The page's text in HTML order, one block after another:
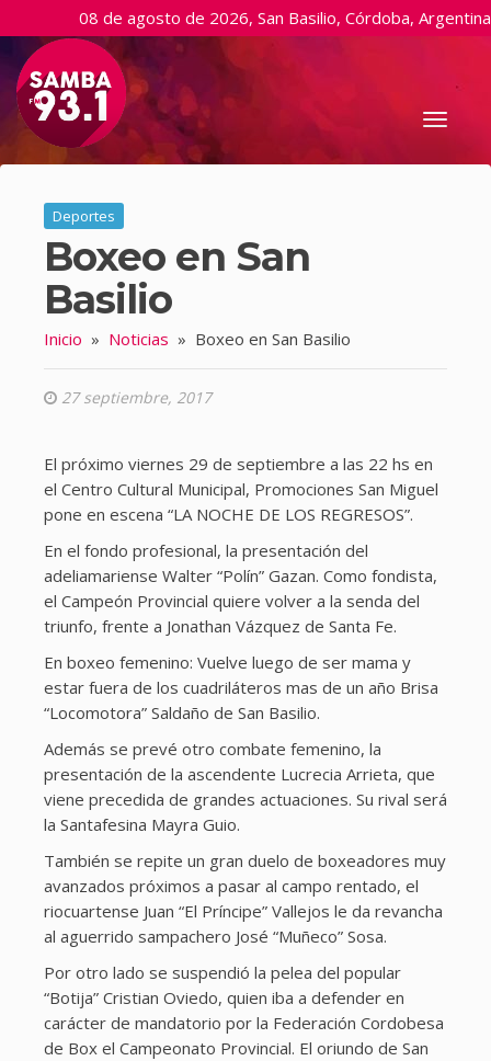
08 de agosto de 2026, San Basilio, Córdoba, Argentina
Deportes
Boxeo en San
Basilio
Inicio » Noticias » Boxeo en San Basilio
27 septiembre, 2017
El próximo viernes 29 de septiembre a las 22 hs en
el Centro Cultural Municipal, Promociones San Miguel
pone en escena “LA NOCHE DE LOS REGRESOS”.
En el fondo profesional, la presentación del
adeliamariense Walter “Polín” Gazan. Como fondista,
el Campeón Provincial quiere volver a la senda del
triunfo, frente a Jonathan Vázquez de Santa Fe.
En boxeo femenino: Vuelve luego de ser mama y
estar fuera de los cuadriláteros mas de un año Brisa
“Locomotora” Saldaño de San Basilio.
Además se prevé otro combate femenino, la
presentación de la ascendente Lucrecia Arrieta, que
viene precedida de grandes actuaciones. Su rival será
la Santafesina Mayra Guio.
También se repite un gran duelo de boxeadores muy
avanzados próximos a pasar al campo rentado, el
riocuartense Juan “El Príncipe” Vallejos le da revancha
al aguerrido sampachero José “Muñeco” Sosa.
Por otro lado se suspendió la pelea del popular
“Botija” Cristian Oviedo, quien iba a defender en
carácter de mandatorio por la Federación Cordobesa
de Box el Campeonato Provincial. El oriundo de San